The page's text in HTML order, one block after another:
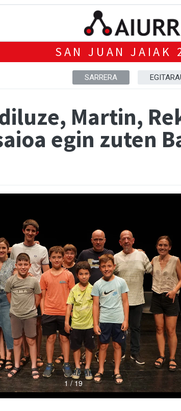
SAN JUAN JAIAK
SARRERA
Martin,
egin zuten